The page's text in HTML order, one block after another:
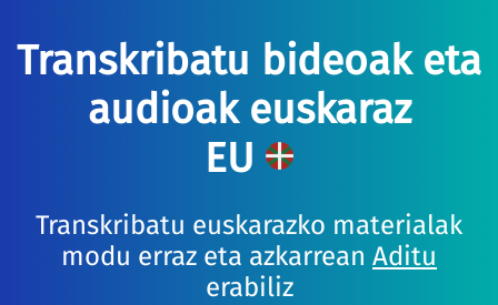
Transkribatu bideoak eta
audioak euskaraz
EU
Transkribatu euskarazko materialak
modu erraz eta azkarrean Aditu
erabiliz